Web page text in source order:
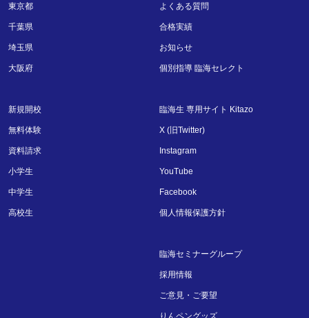
東京都
千葉県
埼玉県
大阪府
新規開校
無料体験
資料請求
小学生
中学生
高校生
よくある質問
合格実績
お知らせ
個別指導 臨海セレクト
臨海生 専用サイト Kitazo
X (旧Twitter)
Instagram
YouTube
Facebook
個人情報保護方針
臨海セミナーグループ
採用情報
ご意見・ご要望
りんペングッズ